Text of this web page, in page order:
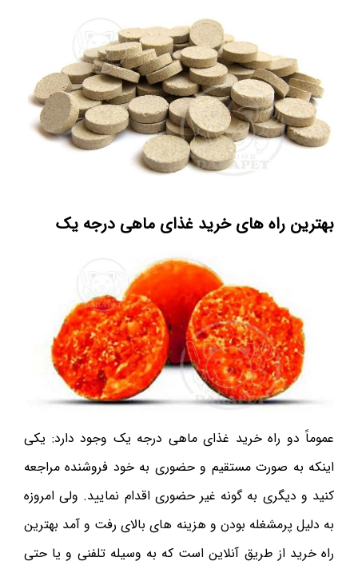
بهترین راه های خرید غذای ماهی درجه یک
عموماً دو راه خرید غذای ماهی درجه یک وجود دارد: یکی
اینکه به صورت مستقیم و حضوری به خود فروشنده مراجعه
کنید و دیگری به گونه غیر حضوری اقدام نمایید. ولی امروزه
به دلیل پرمشغله‌ بودن و هزینه های بالای رفت و آمد بهترین
راه خرید از طریق آنلاین است که به وسیله تلفنی و یا حتی